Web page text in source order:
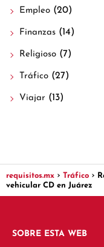
Empleo (20)
Finanzas (14)
Religioso (7)
Tráfico (27)
Viajar (13)
requisitos.mx Tráfico
vehicular CD en Juárez
SOBRE ESTA WEB